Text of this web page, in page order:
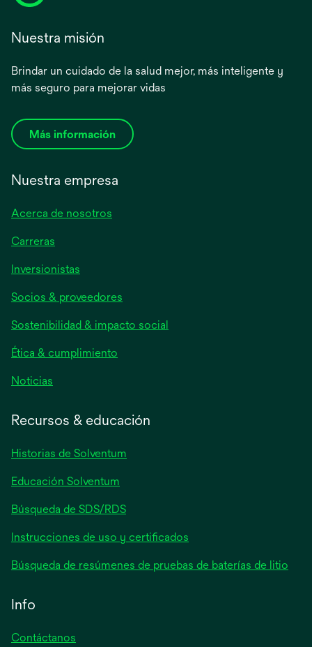
Nuestra misión
Brindar un cuidado de la salud mejor, más inteligente y
más seguro para mejorar vidas
Más información
Nuestra empresa
Acerca de nosotros
Carreras
Inversionistas
en
una
pestaña
nueva
Socios & proveedores
Sostenibilidad & impacto social
Ética & cumplimiento
Noticias
pestaña
Recursos & educación
Historias de Solventum
Educación Solventum
Búsqueda de SDS/RDS
Instrucciones de uso y certificados
Búsqueda de resúmenes de pruebas de baterías de litio
Info
Contáctanos